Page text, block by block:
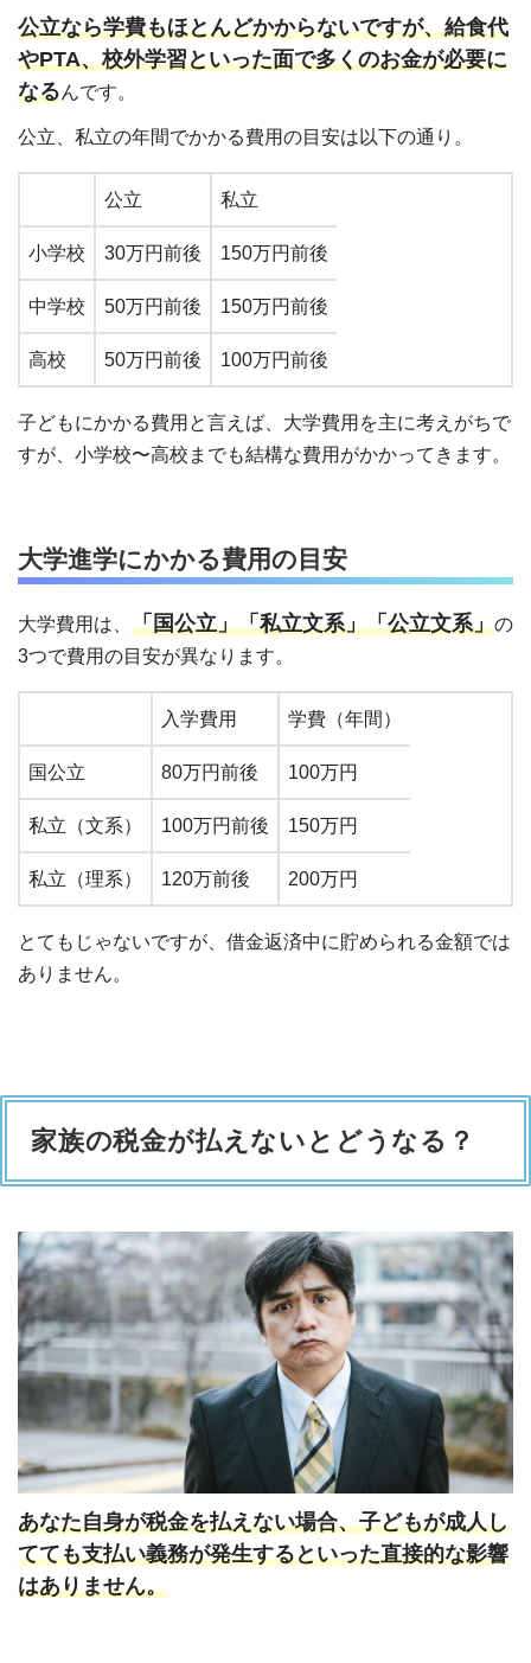
公立なら学費もほとんどかからないですが、給食代
やPTA、校外学習といった面で多くのお金が必要に
なるんです。
公立、私立の年間でかかる費用の目安は以下の通り。
公立 私立
小学校 30万円前後 150万円前後
中学校 50万円前後 150万円前後
高校 50万円前後 100万円前後
子どもにかかる費用と言えば、大学費用を主に考えがちで
すが、小学校〜高校までも結構な費用がかかってきます。
大学進学にかかる費用の目安
大学費用は、 「国公立」「私立文系」「公立文系」の
3つで費用の目安が異なります。
入学費用 学費（年間）
国公立 80万円前後 100万円
私立（文系） 100万円前後 150万円
私立（理系） 120万前後 200万円
とてもじゃないですが、借金返済中に貯められる金額では
ありません。
家族の税金が払えないとどうなる？
あなた自身が税金を払えない場合、子どもが成人し
てても支払い義務が発生するといった直接的な影響
はありません。